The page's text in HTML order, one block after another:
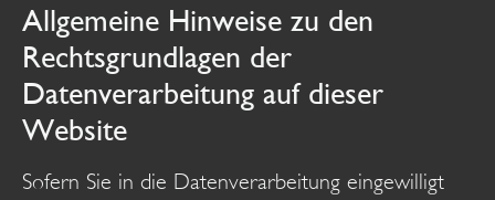
Allgemeine Hinweise zu den
Rechtsgrundlagen der
Datenverarbeitung auf dieser
Website
Sofern Sie in die Datenverarbeitung eingewilligt